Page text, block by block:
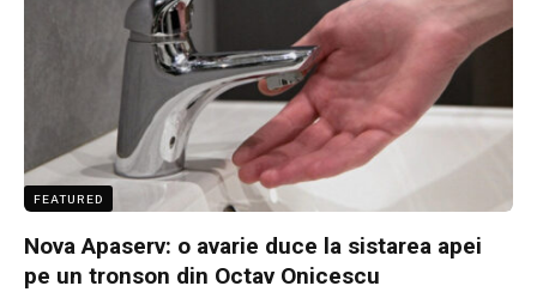
FEATURED
Nova Apaserv: o avarie duce la sistarea apei
pe un tronson din Octav Onicescu